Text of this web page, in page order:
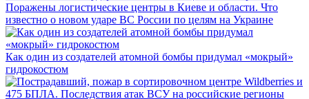
Поражены логистические центры в Киеве и области. Что
известно о новом ударе ВС России по целям на Украине
Как один из создателей атомной бомбы придумал «мокрый»
гидрокостюм